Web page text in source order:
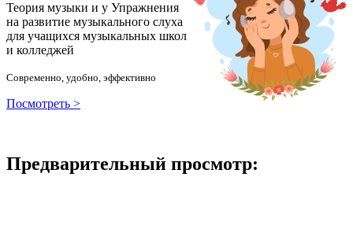
Теория музыки и у Упражнения
на развитие музыкального слуха
для учащихся музыкальных школ
и колледжей
Современно, удобно, эффективно
Посмотреть >
Предварительный просмотр: